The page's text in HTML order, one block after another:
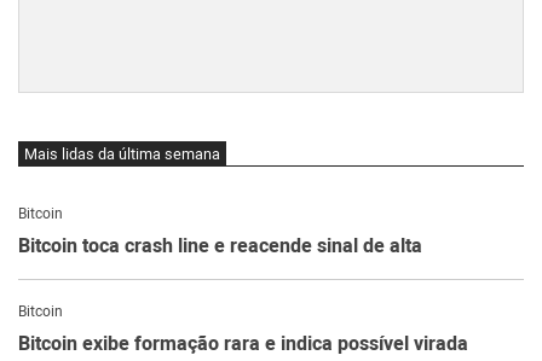
Mais lidas da última semana
Bitcoin
Bitcoin toca crash line e reacende sinal de alta
Bitcoin
Bitcoin exibe formação rara e indica possível virada